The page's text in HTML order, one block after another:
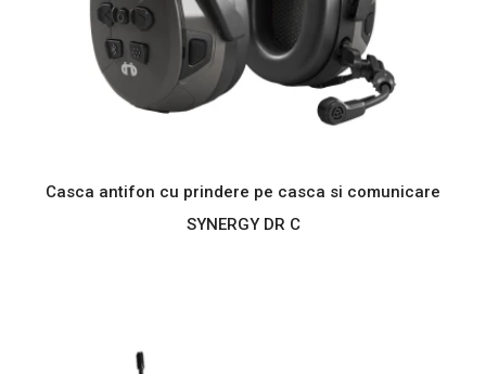
Casca antifon cu prindere pe casca si comunicare
SYNERGY DR C